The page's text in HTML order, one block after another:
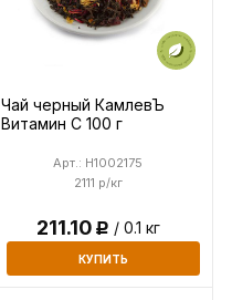
Чай черный КамлевЪ
Витамин С 100 г
2111 р/кг
Арт.: H1002175
211.10Р / 0.1 кг
КУПИТЬ